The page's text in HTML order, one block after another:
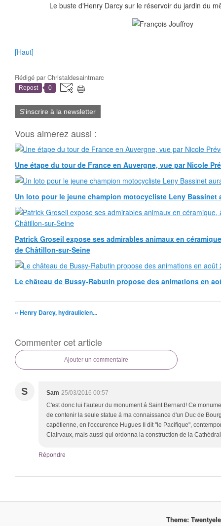
Le buste d'Henry Darcy sur le réservoir du jardin du
[Haut]
Rédigé parChristaldesaintmarc
Repost 0
S'inscrire à la newsletter
Vous aimerez aussi :
Une étape du tour de France en Auvergne, vue par Nicole
Un loto pour le jeune champion motocycliste Leny Bassinet
Patrick Groseil expose ses admirables animaux en
de Châtillon-sur-Seine
Le château de Bussy-Rabutin propose des animations en
« Henry Darcy, hydraulicien...
Commenter cet article
Ajouter un commentaire
S Sam 25/03/2016 00:57
C'est donc lui l'auteur du monument á Saint Bernard! Ce
de contenir la seule statue á ma connaissance d'un Duc de
capétienne, en l'occurence Hugues II dit "le Pacifique",
Clairvaux, mais aussi qui ordonna la construction de la
Répondre
Theme: